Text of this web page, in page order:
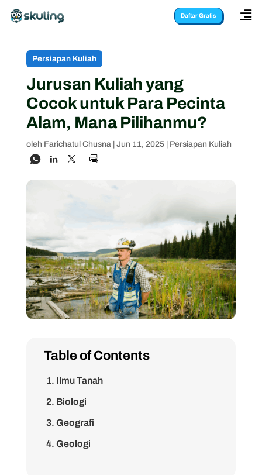
Daftar Gratis 
Persiapan Kuliah
Jurusan Kuliah yang
Cocok untuk Para Pecinta
Alam, Mana Pilihanmu?
oleh Farichatul Chusna| Jun 11, 2025| Persiapan Kuliah
Table of Contents
1. Ilmu Tanah
2. Biologi
3. Geografi
4. Geologi